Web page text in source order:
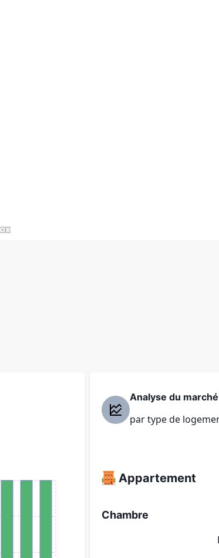
Analyse du marché
par type de
Appartement
Chambre